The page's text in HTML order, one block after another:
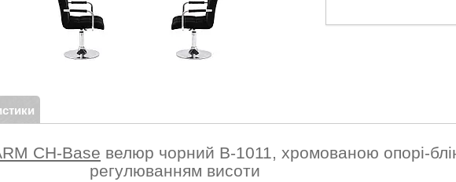
CH-Base велюр чорний В-1011, хромованою опорі-
регулюванням висоти